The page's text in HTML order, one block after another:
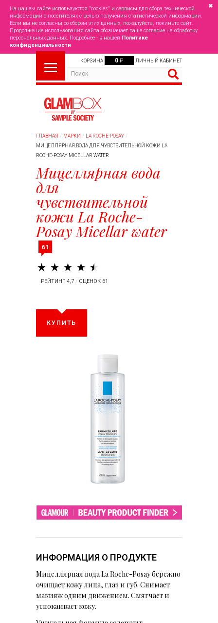
На нашем сайте используются "cookies" и сервисы для сбора технической
информации о посетителях с целью получения статистической информации.
Если вы не согласны со сбором этих данных, пожалуйста, покиньте сайт.
Продолжение использования сайта обозначает ваше согласие на обработку
персональных данных. Подробнее - в нашей Политике
конфиденциальности
✖
КОРЗИНА 0 ₽ ЛИЧНЫЙ КАБИНЕТ
ГЛАВНАЯ МАРКИ
LA ROCHE-POSAY
МИЦЕЛЛЯРНАЯ ВОДА ДЛЯ ЧУВСТВИТЕЛЬНОЙ КОЖИ LA
ROCHE-POSAY MICELLAR WATER
Мицеллярная вода
для
чувствительной
кожи La Roche-
Posay Micellar water
61
РЕЙТИНГ 4,7 / ОЦЕНОК 61
КУПИТЬ
ИНФОРМАЦИЯ О ПРОДУКТЕ
Мицеллярная вода La Roche-Posay бережно
очищает кожу лица, глаз и губ. Снимает
макияж одним движением. Смягчает и
успокаивает кожу.